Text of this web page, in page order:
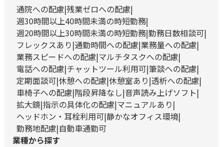
通院への配慮 残業ゼロへの配慮
週30時間以上40時間未満の時短勤務
週20時間以上30時間未満の時短勤務 勤務日数相談可
フレックスあり 通勤時間への配慮 業務量への配慮
業務スピードへの配慮 マルチタスクへの配慮
電話への配慮 チャットツール利用可 筆談への配慮
定期面談可 休憩への配慮 休憩室あり 透析への配慮
車椅子への配慮 階段昇降なし 音声読み上げソフト
拡大鏡 指示の具体化の配慮 マニュアルあり
ヘッドホン・耳栓利用可 静かなオフィス環境
勤務地配慮 自動車通勤可
業種から探す